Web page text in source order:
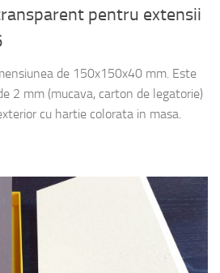
pentru extensii
de 150x150x40 mm. Este
2 mm (mucava, carton de legatorie)
cu hartie colorata in masa.